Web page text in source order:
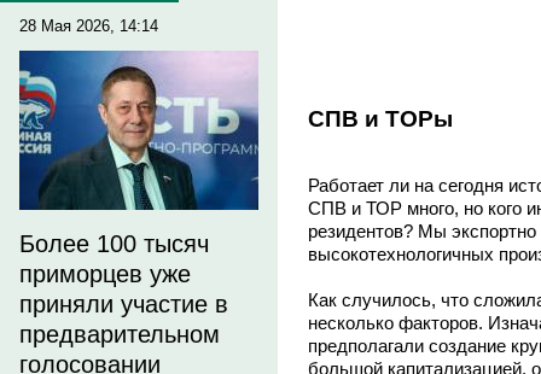
28 Мая 2026, 14:14
Более 100 тысяч
приморцев уже
приняли участие в
предварительном
голосовании
СПВ и ТОРы
Работает ли на сегодня
СПВ и ТОР много, но кого
резидентов? Мы
высокотехнологичных
Как случилось, что
несколько факторов.
предполагали создание
большой капитализацией,